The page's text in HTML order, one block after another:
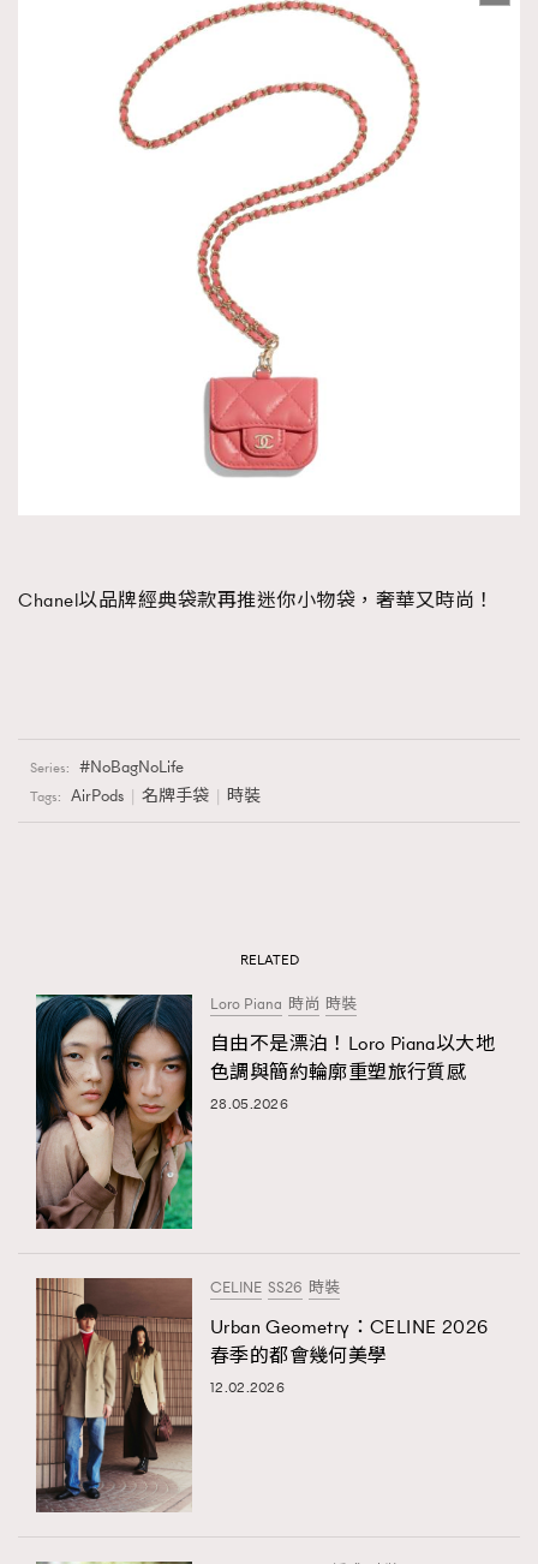
Chanel以品牌經典袋款再推迷你小物袋，奢華又時尚！
Series: NoBagNoLife
Tags: AirPods 名牌手袋 時裝
RELATED
Loro Piana 時尚 時裝
自由不是漂泊！Loro Piana以大地
色調與簡約輪廓重塑旅行質感
28.05.2026
CELINE SS26 時裝
Urban Geometry：CELINE 2026
春季的都會幾何美學
12.02.2026